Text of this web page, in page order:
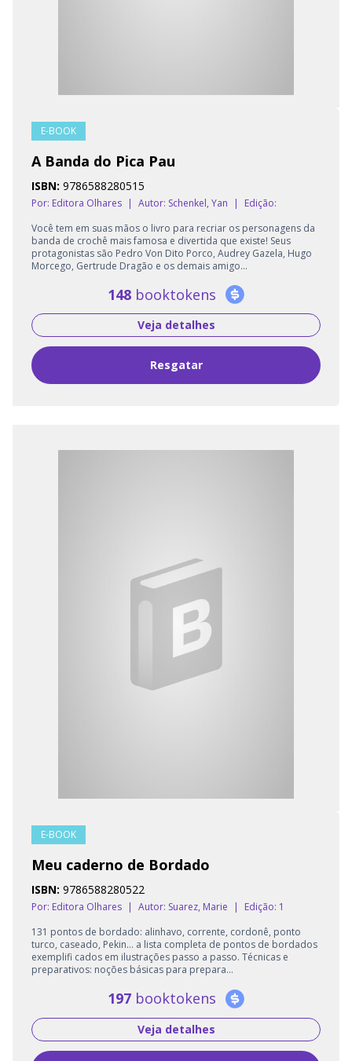
E-BOOK
A Banda do Pica Pau
ISBN: 9786588280515
Por: Editora Olhares | Autor: Schenkel, Yan |
Edição:
Você tem em suas mãos o livro para recriar os personagens da
banda de crochê mais famosa e divertida que existe! Seus
protagonistas são Pedro Von Dito Porco, Audrey Gazela, Hugo
Morcego, Gertrude Dragão e os demais amigo...
148 booktokens
Veja detalhes
Resgatar
E-BOOK
Meu caderno de Bordado
ISBN: 9786588280522
Por: Editora Olhares Autor: Suarez, Marie
Edição: 1
131 pontos de bordado: alinhavo, corrente, cordonê, ponto
turco, caseado, Pekin... a lista completa de pontos de bordados
exemplifi cados em ilustrações passo a passo. Técnicas e
preparativos: noções básicas para prepara...
197 booktokens
Veja detalhes